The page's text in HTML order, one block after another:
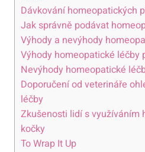
Dávkování homeopatických
Jak ‍správně podávat
Výhody‌ a nevýhody
Výhody homeopatické léčby
Nevýhody​ homeopatické
Doporučení od veterináře
léčby
Zkušenosti lidí ⁣s ‍využíváním
kočky
To Wrap It Up